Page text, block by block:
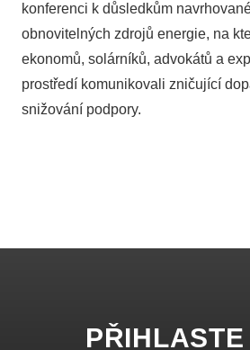
konferenci k důsledkům
obnovitelných zdrojů energie, na
ekonomů, solárníků, advokátů a
prostředí komunikovali zničující
snižování podpory.